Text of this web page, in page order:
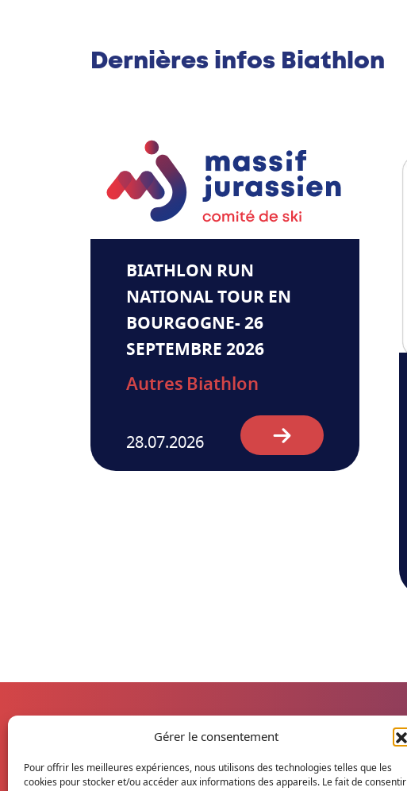
Gérer le consentement
Pour offrir les meilleures expériences, nous utilisons des technologies telles que les
cookies pour stocker et/ou accéder aux informations des appareils. Le fait de consentir
Dernières infos Biathlon
BIATHLON RUN
NATIONAL TOUR EN
BOURGOGNE- 26
SEPTEMBRE 2026
Autres Biathlon
28.07.2026